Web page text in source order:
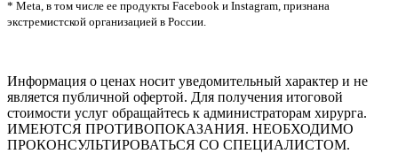
* Meta, в том числе ее продукты Facebook и Instagram, признана
экстремистской организацией в России.
Информация о ценах носит уведомительный характер и не
является публичной офертой. Для получения итоговой
стоимости услуг обращайтесь к администраторам хирурга.
ИМЕЮТСЯ ПРОТИВОПОКАЗАНИЯ. НЕОБХОДИМО
ПРОКОНСУЛЬТИРОВАТЬСЯ СО СПЕЦИАЛИСТОМ.